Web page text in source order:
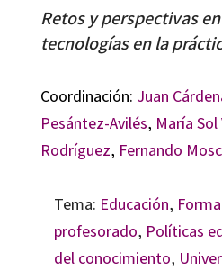
Retos y perspectivas
tecnologías en la
Coordinación: Juan
Pesántez-Avilés, María
Rodríguez, Fernando
Tema: Educación,
profesorado, Políticas
del conocimiento,